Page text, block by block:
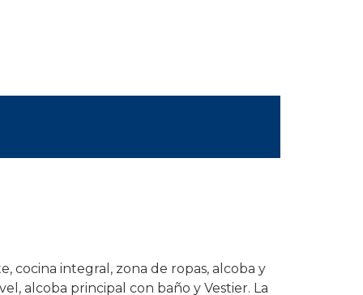
cocina integral, zona de ropas, alcoba y
alcoba principal con baño y Vestier. La